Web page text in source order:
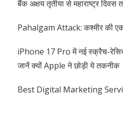
बैंक अक्षय तृतीया से महाराष्ट्र दिवस
Pahalgam Attack: कश्मीर की
iPhone 17 Pro में नई स्क्रैच-
जानें क्यों Apple ने छोड़ी ये तकनीक
Best Digital Marketing